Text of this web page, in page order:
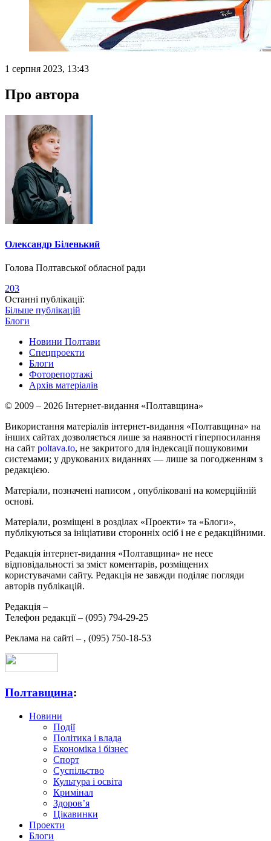
1 серпня 2023, 13:43
Про автора
Олександр Біленький
Голова Полтавської обласної ради
203
Останні публікації:
Більше публікацій
Блоги
Новини Полтави
Спецпроекти
Блоги
Фоторепортажі
Архів матеріалів
© 2009 – 2026 Інтернет-видання «Полтавщина»
Використання матеріалів інтернет-видання «Полтавщина» на
інших сайтах дозволяється лише за наявності гіперпосилання
на сайт poltava.to, не закритого для індексації пошуковими
системами; у друкованих виданнях — лише за погодженням з
редакцією.
Матеріали, позначені написом , опубліковані на комерційній
основі.
Матеріали, розміщені в розділах «Проекти» та «Блоги»,
публікуються за ініціативи сторонніх осіб і не є редакційними.
Редакція інтернет-видання «Полтавщина» не несе
відповідальності за зміст коментарів, розміщених
користувачами сайту. Редакція не завжди поділяє погляди
авторів публікацій.
Редакція –
Телефон редакції – (095) 794-29-25
Реклама на сайті – , (095) 750-18-53
Полтавщина:
Новини
Події
Політика і влада
Економіка і бізнес
Спорт
Суспільство
Культура і освіта
Кримінал
Здоров’я
Цікавинки
Проекти
Блоги